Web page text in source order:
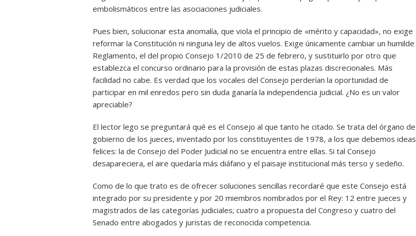
embolismáticos entre las asociaciones judiciales.
Pues bien, solucionar esta anomalía, que viola el principio de «mérito y capacidad», no exige
reformar la Constitución ni ninguna ley de altos vuelos. Exige únicamente cambiar un humilde
Reglamento, el del propio Consejo 1/2010 de 25 de febrero, y sustituirlo por otro que
establezca el concurso ordinario para la provisión de estas plazas discrecionales. Más
facilidad no cabe. Es verdad que los vocales del Consejo perderían la oportunidad de
participar en mil enredos pero sin duda ganaría la independencia judicial. ¿No es un valor
apreciable?
El lector lego se preguntará qué es el Consejo al que tanto he citado. Se trata del órgano de
gobierno de los jueces, inventado por los constituyentes de 1978, a los que debemos ideas
felices: la de Consejo del Poder Judicial no se encuentra entre ellas. Si tal Consejo
desapareciera, el aire quedaría más diáfano y el paisaje institucional más terso y sedeño.
Como de lo que trato es de ofrecer soluciones sencillas recordaré que este Consejo está
integrado por su presidente y por 20 miembros nombrados por el Rey: 12 entre jueces y
magistrados de las categorías judiciales; cuatro a propuesta del Congreso y cuatro del
Senado entre abogados y juristas de reconocida competencia.